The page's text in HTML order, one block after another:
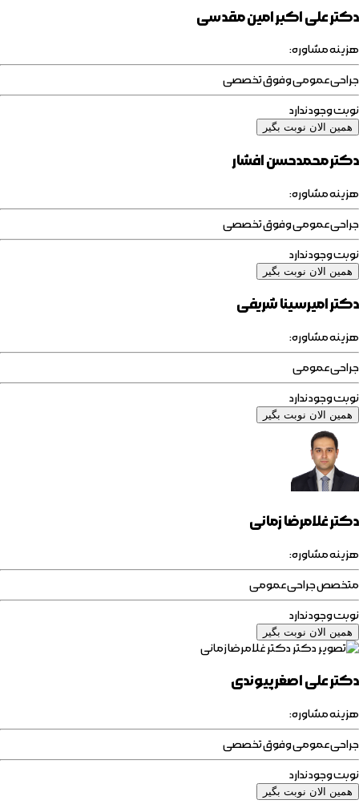
دکتر علی اکبر امین مقدسی
هزینه مشاوره:
جراحی عمومی وفوق تخصصی
نوبت وجود ندارد
همین الان نوبت بگیر
دکتر محمدحسن افشار
هزینه مشاوره:
جراحی عمومی وفوق تخصصی
نوبت وجود ندارد
همین الان نوبت بگیر
دکتر امیرسینا شریفی
هزینه مشاوره:
جراحی عمومی
نوبت وجود ندارد
همین الان نوبت بگیر
دکتر غلامرضا زمانی
هزینه مشاوره:
متخصص جراحی عمومی
نوبت وجود ندارد
همین الان نوبت بگیر
دکتر علی اصغر پیوندی
هزینه مشاوره:
جراحی عمومی وفوق تخصصی
نوبت وجود ندارد
همین الان نوبت بگیر